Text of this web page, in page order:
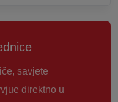
savjete
direktno u